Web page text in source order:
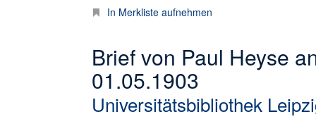
In Merkliste aufnehmen
Brief von Paul Heyse
01.05.1903
Universitätsbibliothek